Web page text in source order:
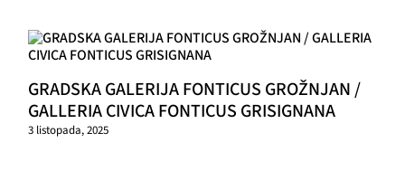
GRADSKA GALERIJA FONTICUS GROŽNJAN /
GALLERIA CIVICA FONTICUS GRISIGNANA
3 listopada, 2025